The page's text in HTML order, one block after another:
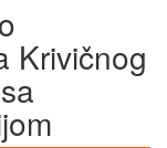
Krivičnog